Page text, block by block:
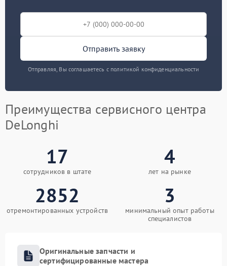
Отправить заявку
Отправляя, Вы соглашаетесь с политикой конфиденциальности
Преимущества сервисного центра
DeLonghi
17
сотрудников в штате
4
лет на рынке
2852
отремонтированных устройств
3
минимальный опыт работы
специалистов
Оригинальные запчасти и
сертифицированные мастера